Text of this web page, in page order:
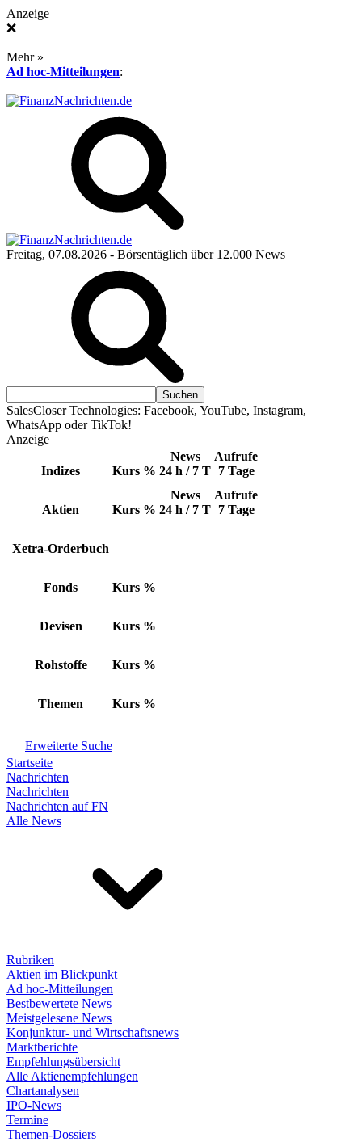
Anzeige
❌
Mehr »
Ad hoc-Mitteilungen:
Freitag, 07.08.2026 - Börsentäglich über 12.000 News
SalesCloser Technologies: Facebook, YouTube, Instagram,
WhatsApp oder TikTok!
Anzeige
Indizes Kurs %
News
24 h / 7 T
Aufrufe
7 Tage
Aktien Kurs %
News
24 h / 7 T
Aufrufe
7 Tage
Xetra-Orderbuch
Fonds Kurs %
Devisen Kurs %
Rohstoffe Kurs %
Themen Kurs %
Erweiterte Suche
Startseite
Nachrichten
Nachrichten
Nachrichten auf FN
Alle News
Rubriken
Aktien im Blickpunkt
Ad hoc-Mitteilungen
Bestbewertete News
Meistgelesene News
Konjunktur- und Wirtschaftsnews
Marktberichte
Empfehlungsübersicht
Alle Aktienempfehlungen
Chartanalysen
IPO-News
Termine
Themen-Dossiers